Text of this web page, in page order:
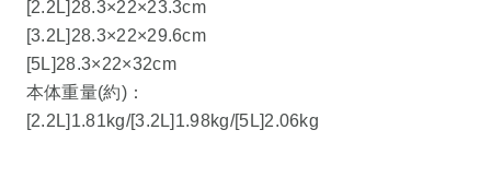
[2.2L]28.3×22×23.3cm
[3.2L]28.3×22×29.6cm
[5L]28.3×22×32cm
本体重量(約)：
[2.2L]1.81kg/[3.2L]1.98kg/[5L]2.06kg